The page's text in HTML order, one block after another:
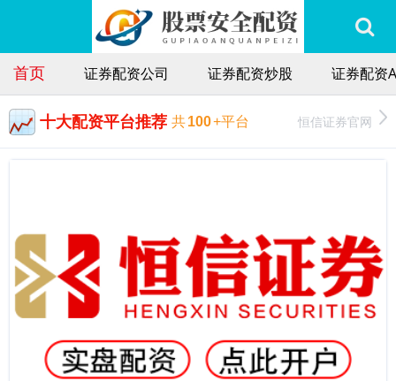
首页 证券配资公司 证券配资炒股 证券配资
十大配资平台推荐 共100+平台 恒信证券官网